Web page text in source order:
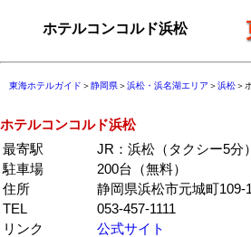
ホテルコンコルド浜松
東海ホテルガイド ＞静岡県＞浜松・浜名湖エリア ＞浜松＞
ホテルコンコルド浜松
最寄駅
JR：浜松（タクシー5分）
駐車場
200台（無料）
住所
静岡県浜松市元城町
TEL
053-457-1111
リンク
公式サイト